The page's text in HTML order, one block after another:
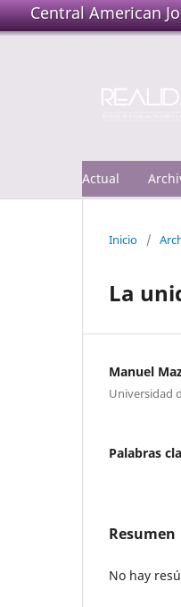
Central American
Actual
Inicio /
La
Manuel
Universidad
Palabras
Resumen
No hay